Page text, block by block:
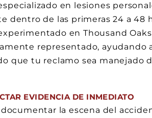
en lesiones
dentro de las primeras 24 a 48
en Thousand
representado, ayudando
que tu reclamo sea manejado
EVIDENCIA DE INMEDIATO
documentar la escena del